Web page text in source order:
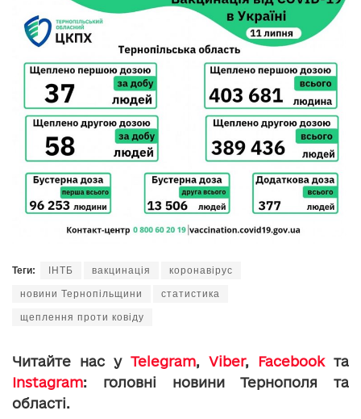
Теги: ІНТБ вакцинація коронавірус
новини Тернопільщини статистика
щеплення проти ковіду
Читайте нас у Telegram, Viber, Facebookта
Instagram: головні новини Тернополя та
області.